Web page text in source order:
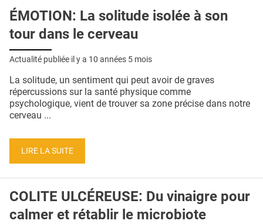
ÉMOTION: La solitude isolée à son
tour dans le cerveau
Actualité publiée il y a 10 années 5 mois
La solitude, un sentiment qui peut avoir de graves
répercussions sur la santé physique comme
psychologique, vient de trouver sa zone précise dans notre
cerveau ...
LIRE LA SUITE
COLITE ULCÉREUSE: Du vinaigre pour
calmer et rétablir le microbiote